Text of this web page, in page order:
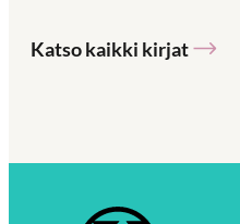
Katso kaikki kirjat